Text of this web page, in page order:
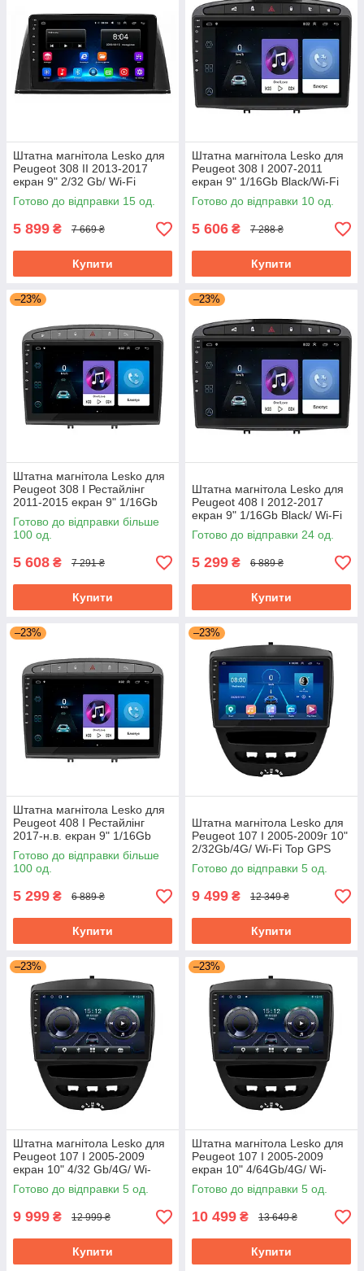
Штатна магнітола Lesko для
Peugeot 308 II 2013-2017
екран 9" 2/32 Gb/ Wi-Fi
Optima GPS Android Пожо
Готово до відправки 15 од.
5 899 ₴ 7 669 ₴
Купити
Штатна магнітола Lesko для
Peugeot 308 I 2007-2011
екран 9" 1/16Gb Black/Wi-Fi
Optima GPS Android
Готово до відправки 10 од.
5 606 ₴ 7 288 ₴
Купити
–23%
Штатна магнітола Lesko для
Peugeot 308 I Рестайлінг
2011-2015 екран 9" 1/16Gb
Grey/Wi-Fi Optima GPS
Android
Готово до відправки більше
100 од.
5 608 ₴ 7 291 ₴
Купити
–23%
Штатна магнітола Lesko для
Peugeot 408 I 2012-2017
екран 9" 1/16Gb Black/ Wi-Fi
Optima GPS Android Пежо
Готово до відправки 24 од.
5 299 ₴ 6 889 ₴
Купити
–23%
Штатна магнітола Lesko для
Peugeot 408 I Рестайлінг
2017-н.в. екран 9" 1/16Gb
Grey/ Wi-Fi Optima GPS
Android
Готово до відправки більше
100 од.
5 299 ₴ 6 889 ₴
Купити
–23%
Штатна магнітола Lesko для
Peugeot 107 I 2005-2009г 10"
2/32Gb/4G/ Wi-Fi Top GPS
Android Пежо
Готово до відправки 5 од.
9 499 ₴ 12 349 ₴
Купити
–23%
Штатна магнітола Lesko для
Peugeot 107 I 2005-2009
екран 10" 4/32 Gb/4G/ Wi-
Fi/CarPlay Top GPS Android
Готово до відправки 5 од.
9 999 ₴ 12 999 ₴
Купити
–23%
Штатна магнітола Lesko для
Peugeot 107 I 2005-2009
екран 10" 4/64Gb/4G/ Wi-
Fi/CarPlay Top GPS Android
Готово до відправки 5 од.
10 499 ₴ 13 649 ₴
Купити